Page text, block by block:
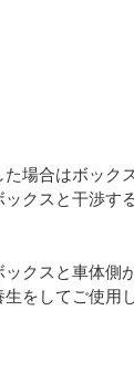
場合はボック
クスと干渉す
クスと車体側
をしてご使用